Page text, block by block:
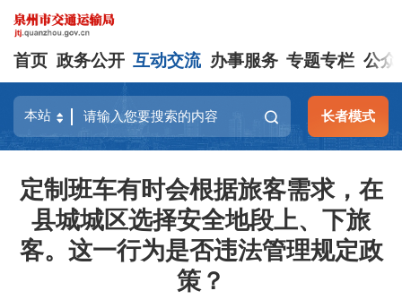
首页 政务公开 互动交流 办事服务 专题专栏 公众
长者模式
定制班车有时会根据旅客需求，在
县城城区选择安全地段上、下旅
客。这一行为是否违法管理规定政
策？